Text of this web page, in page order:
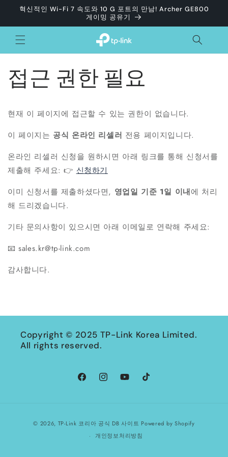
로 건너
혁신적인 Wi-Fi 7 속도와 10 G 포트의 만남! Archer GE800
게이밍 공유기
접근 권한 필요
현재 이 페이지에 접근할 수 있는 권한이 없습니다.
이 페이지는 공식 온라인 리셀러 전용 페이지입니다.
온라인 리셀러 신청을 원하시면 아래 링크를 통해 신청서를
제출해 주세요: 👉 신청하기
이미 신청서를 제출하셨다면, 영업일 기준 1일 이내에 처리
해 드리겠습니다.
기타 문의사항이 있으시면 아래 이메일로 연락해 주세요:
📧 sales.kr@tp-link.com
감사합니다.
Copyright © 2025 TP-Link Korea Limited.
All rights reserved.
FacebookInstagramYouTubeTikTok
제
© 2026, TP-Link 코리아 공식 DB 사이트 Powered by Shopify
개인정보처리방침